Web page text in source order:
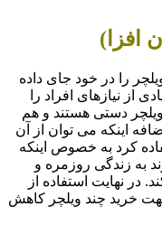
افزا)
را در خود جای داده
از نیازهای افراد را
دستی هستند و هم
اینکه می توان از آن
کرد به خصوص اینکه
به زندگی روزمره و
در نهایت استفاده از
خرید چند ویلچر کاهش